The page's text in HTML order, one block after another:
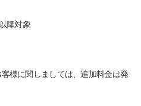
降対象
様に関しましては、追加料金は発